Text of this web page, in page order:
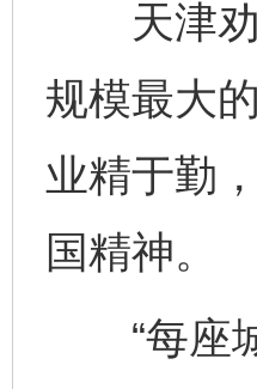
天津劝
规模最大
业精于勤
国精神。
“每座城